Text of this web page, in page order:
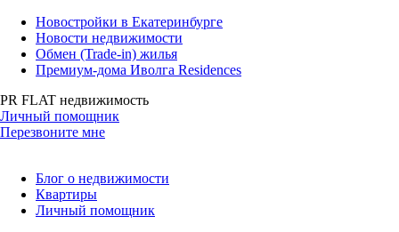
Новостройки в Екатеринбурге
Новости недвижимости
Обмен (Trade-in) жилья
Премиум-дома Иволга Residences
PR FLAT недвижимость
Личный помощник
Перезвоните мне
Блог о недвижимости
Квартиры
Личный помощник